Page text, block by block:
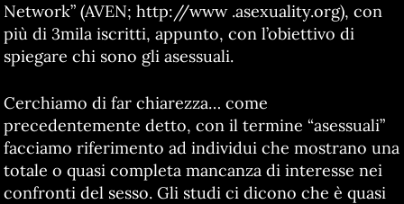
Network” (AVEN; http://www .asexuality.org), con
più di 3mila iscritti, appunto, con l’obiettivo di
spiegare chi sono gli asessuali.
Cerchiamo di far chiarezza… come
precedentemente detto, con il termine “asessuali”
facciamo riferimento ad individui che mostrano una
totale o quasi completa mancanza di interesse nei
confronti del sesso. Gli studi ci dicono che è quasi